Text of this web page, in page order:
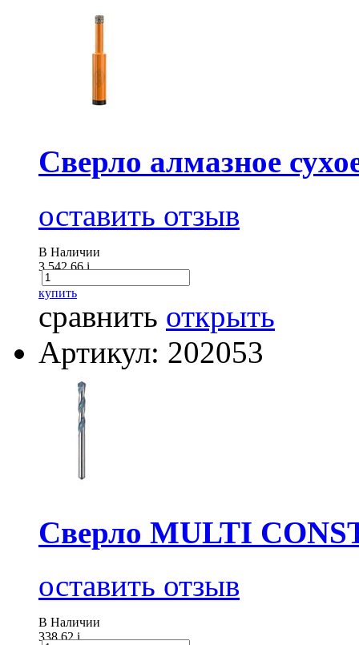
Сверло алмазное
оставить отзыв
В Наличии
3 542.66i
купить
сравнить открыть
Артикул: 202053
Сверло MULTI
оставить отзыв
В Наличии
338.62i